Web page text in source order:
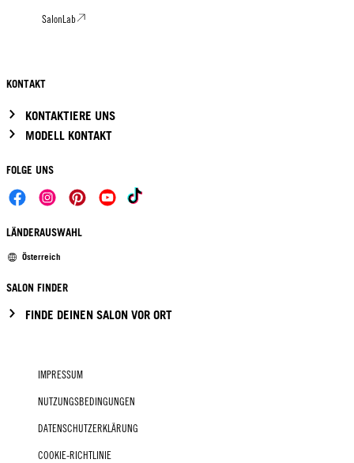
SalonLab
KONTAKT
KONTAKTIERE UNS
MODELL KONTAKT
FOLGE UNS
LÄNDERAUSWAHL
Österreich
SALON FINDER
FINDE DEINEN SALON VOR ORT
IMPRESSUM
NUTZUNGSBEDINGUNGEN
DATENSCHUTZERKLÄRUNG
COOKIE-RICHTLINIE